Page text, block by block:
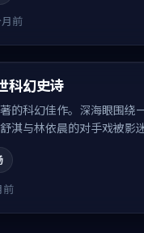
前
科幻史诗
的科幻佳作。深海眼围绕
淇与林依晨的对手戏被影
前